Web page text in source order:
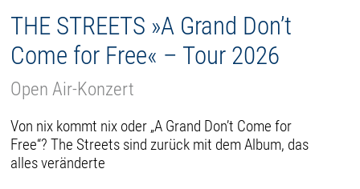
THE STREETS »A Grand Don’t
Come for Free« – Tour 2026
Open Air-Konzert
Von nix kommt nix oder „A Grand Don’t Come for
Free“? The Streets sind zurück mit dem Album, das
alles veränderte